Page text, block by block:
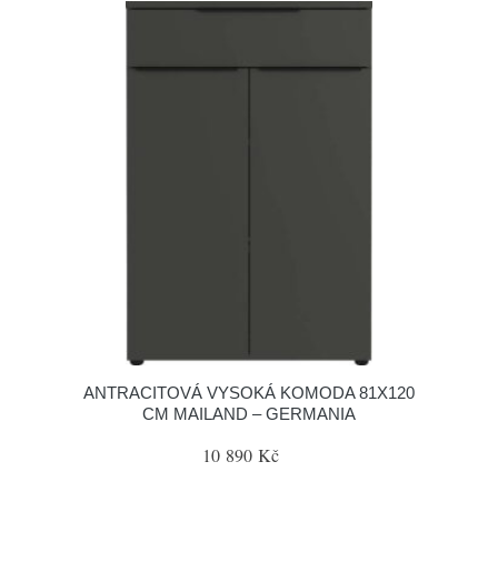
ANTRACITOVÁ VYSOKÁ KOMODA 81X120
CM MAILAND – GERMANIA
10 890 Kč